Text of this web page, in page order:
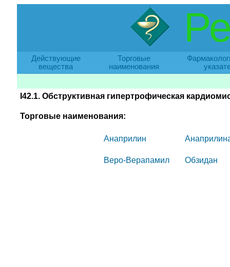
Действующие
вещества
Торговые
наименования
I42.1. Обструктивная гипертрофическая
Торговые наименования:
Анаприлин
Веро-Верапамил Обзидан